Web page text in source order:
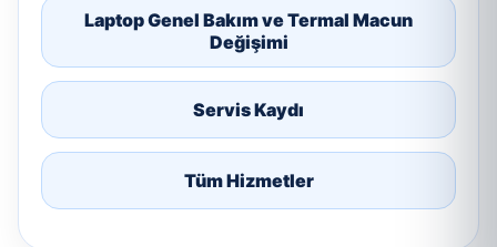
Laptop Genel Bakım ve Termal Macun
Değişimi
Servis Kaydı
Tüm Hizmetler